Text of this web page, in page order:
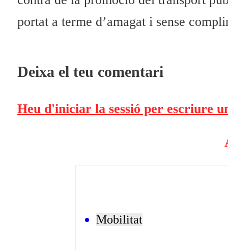
portat a terme d’amagat i sense
Deixa el teu comentari
Heu d'iniciar la sessió per escriure
Mobilitat